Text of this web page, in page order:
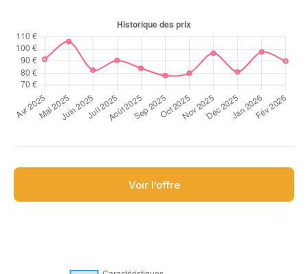
Voir l’offre